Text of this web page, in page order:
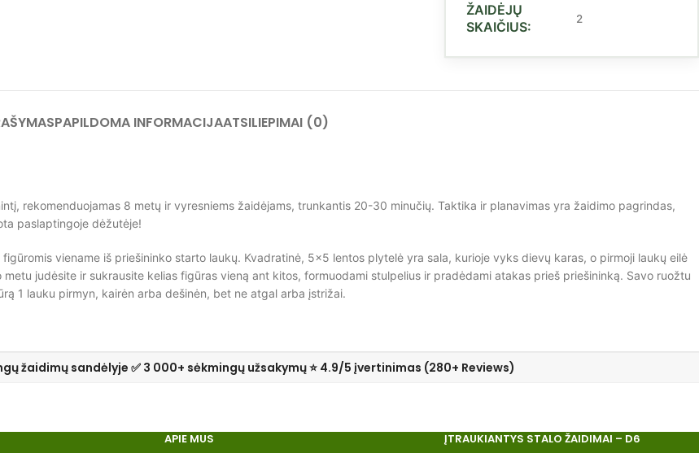
ŽAIDĖJŲ
SKAIČIUS:
2
PAPILDOMA INFORMACIJAATSILIEPIMAI (0)
rekomenduojamas 8 metų ir vyresniems žaidėjams, trunkantis 20-30 minučių. Taktika ir planavimas yra žaidimo pagrindas,
paslaptingoje dėžutėje!
viename iš priešininko starto laukų. Kvadratinė, 5×5 lentos plytelė yra sala, kurioje vyks dievų karas, o pirmoji laukų eilė
judėsite ir sukrausite kelias figūras vieną ant kitos, formuodami stulpelius ir pradėdami atakas prieš priešininką. Savo ruožtu
1 lauku pirmyn, kairėn arba dešinėn, bet ne atgal arba įstrižai.
žaidimų sandėlyje ✅ 3 000+ sėkmingų užsakymų ⭐ 4.9/5 įvertinimas (280+ Reviews)
APIE MUS ĮTRAUKIANTYS STALO ŽAIDIMAI – D6